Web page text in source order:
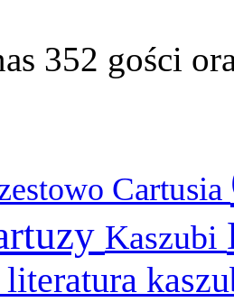
352 gości
Cartusia
Kaszubi
literatura